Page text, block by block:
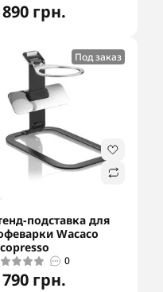
грн.
Под заказ
подставка для
Wacaco
0
грн.